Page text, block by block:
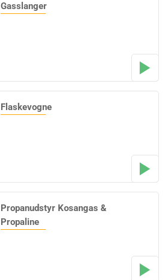
Gasslanger
Flaskevogne
Propanudstyr Kosangas &
Propaline